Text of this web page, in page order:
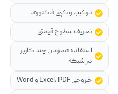
ترکیب و کپی فاکتورها
تعریف سطوح قیمتی
استفاده همزمان چند کاربر
در شبکه
خروجی Excel، PDF و Word